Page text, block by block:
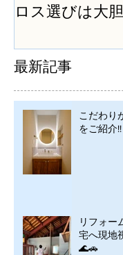
ロス選びは大
最新記事
こだわり
をご紹介!!
リフォー
宅へ現地
🌊🚗